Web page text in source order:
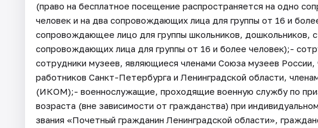
(право на бесплатное посещение распространяется на одно
человек и на два сопровождающих лица для группы от 16 и
сопровождающее лицо для группы школьников, дошкольников,
сопровождающих лица для группы от 16 и более человек);-
сотрудники музеев, являющиеся членами Союза музеев
работников Санкт-Петербурга и Ленинградской области,
(ИКОМ);- военнослужащие, проходящие военную службу по
возраста (вне зависимости от гражданства) при
звания «Почетный гражданин Ленинградской области»,